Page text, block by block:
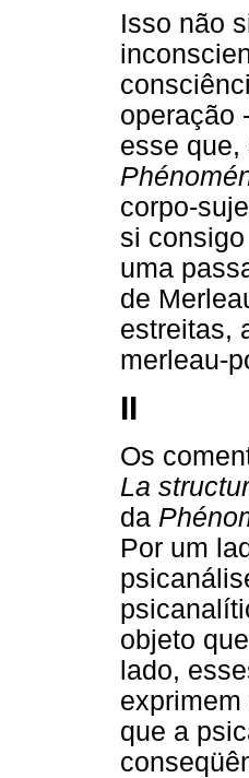
Isso não
operação
esse que,
corpo-
si
uma
de
estreitas,
merleau-
II
Os
La
da
Por um
objeto
lado,
que a